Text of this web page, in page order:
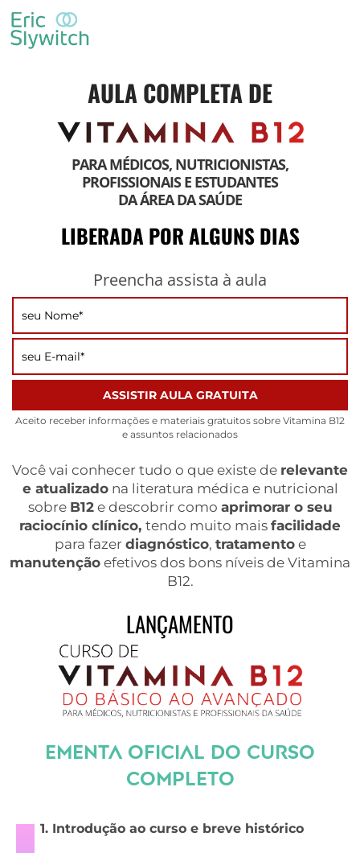
AULA COMPLETA DE
PARA MÉDICOS, NUTRICIONISTAS,
PROFISSIONAIS E ESTUDANTES
DA ÁREA DA SAÚDE
LIBERADA POR ALGUNS DIAS
Preencha assista à aula
ASSISTIR AULA GRATUITA
Aceito receber informações e materiais gratuitos sobre Vitamina B12
e assuntos relacionados
Você vai conhecer tudo o que existe de relevante
e atualizadona literatura médica e nutricional
sobre B12e descobrir como aprimorar o seu
raciocínio clínico, tendo muito mais facilidade
para fazer diagnóstico, tratamentoe
manutenção efetivos dos bons níveis de Vitamina
B12.
LANÇAMENTO
EMENTA OFICIAL DO CURSO
COMPLETO
1. Introdução ao curso e breve histórico